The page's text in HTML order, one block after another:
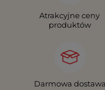
Atrakcyjne ceny
produktów
Darmowa dostawa